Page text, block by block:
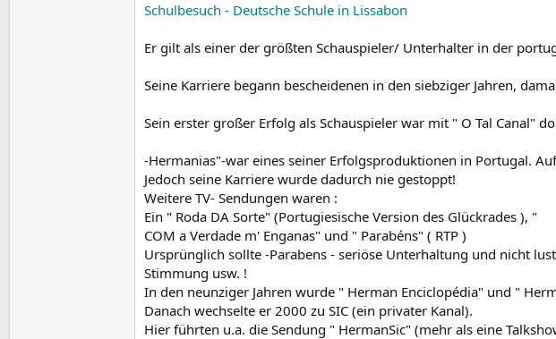
Schulbesuch - Deutsche Schule in Lissabon
Er gilt als einer der größten Schauspieler/ Unterhalter in der
Seine Karriere begann bescheidenen in den siebziger Jahren,
Sein erster großer Erfolg als Schauspieler war mit " O Tal Canal"
-Hermanias"-war eines seiner Erfolgsproduktionen in Portugal.
Jedoch seine Karriere wurde dadurch nie gestoppt!
Weitere TV- Sendungen waren :
Ein " Roda DA Sorte" (Portugiesische Version des Glückrades ), "
COM a Verdade m' Enganas" und " Parabéns" ( RTP )
Ursprünglich sollte -Parabens - seriöse Unterhaltung und nicht
Stimmung usw. !
In den neunziger Jahren wurde " Herman Enciclopédia" und "
Danach wechselte er 2000 zu SIC (ein privater Kanal).
Hier führten u.a. die Sendung " HermanSic" (mehr als eine